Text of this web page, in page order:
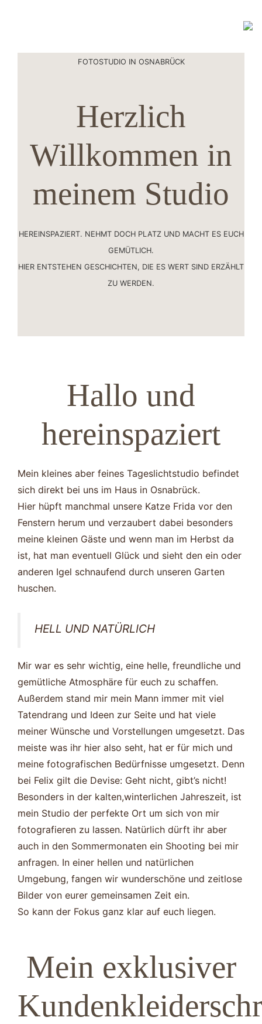
FOTOSTUDIO IN OSNABRÜCK
Herzlich
Willkommen in
meinem Studio
HEREINSPAZIERT. NEHMT DOCH PLATZ UND MACHT ES EUCH
GEMÜTLICH.
HIER ENTSTEHEN GESCHICHTEN, DIE ES WERT SIND ERZÄHLT
ZU WERDEN.
Hallo und
hereinspaziert
Mein kleines aber feines Tageslichtstudio befindet
sich direkt bei uns im Haus in Osnabrück.
Hier hüpft manchmal unsere Katze Frida vor den
Fenstern herum und verzaubert dabei besonders
meine kleinen Gäste und wenn man im Herbst da
ist, hat man eventuell Glück und sieht den ein oder
anderen Igel schnaufend durch unseren Garten
huschen.
HELL UND NATÜRLICH
Mir war es sehr wichtig, eine helle, freundliche und
gemütliche Atmosphäre für euch zu schaffen.
Außerdem stand mir mein Mann immer mit viel
Tatendrang und Ideen zur Seite und hat viele
meiner Wünsche und Vorstellungen umgesetzt. Das
meiste was ihr hier also seht, hat er für mich und
meine fotografischen Bedürfnisse umgesetzt. Denn
bei Felix gilt die Devise: Geht nicht, gibt’s nicht!
Besonders in der kalten,winterlichen Jahreszeit, ist
mein Studio der perfekte Ort um sich von mir
fotografieren zu lassen. Natürlich dürft ihr aber
auch in den Sommermonaten ein Shooting bei mir
anfragen. In einer hellen und natürlichen
Umgebung, fangen wir wunderschöne und zeitlose
Bilder von eurer gemeinsamen Zeit ein.
So kann der Fokus ganz klar auf euch liegen.
Mein exklusiver